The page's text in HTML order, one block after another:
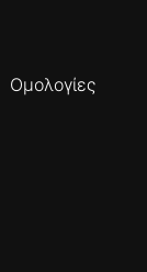
Ομολογίες